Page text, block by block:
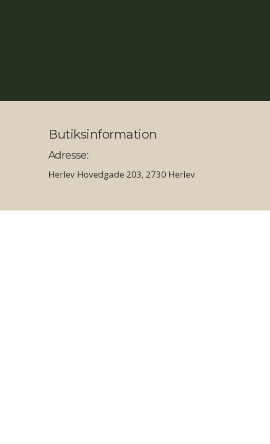
Butiksinformation
Adresse:
Herlev Hovedgade 203, 2730 Herlev